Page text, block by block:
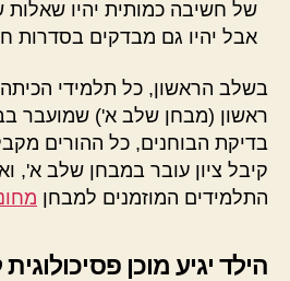
של חשיבה כמותית יהיו שאלות
אבל יהיו גם מבדקים בסדרות
בשלב הראשון, כל תלמידי הכיתה
ראשון (מבחן שלב א') שמועבר
בדיקת הבוחנים, כל ההורים
קיבל ציון עובר במבחן שלב א',
התלמידים המוזמנים למבחן
הילד יגיע מוכן